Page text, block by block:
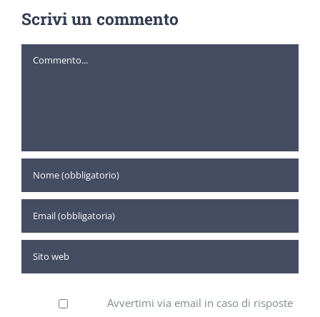
Scrivi un commento
Commento
Avvertimi via email in caso di risposte